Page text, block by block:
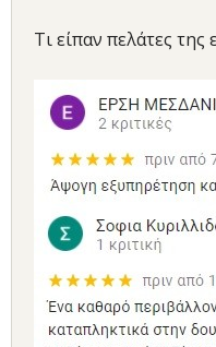
Τι είπαν πελάτες της